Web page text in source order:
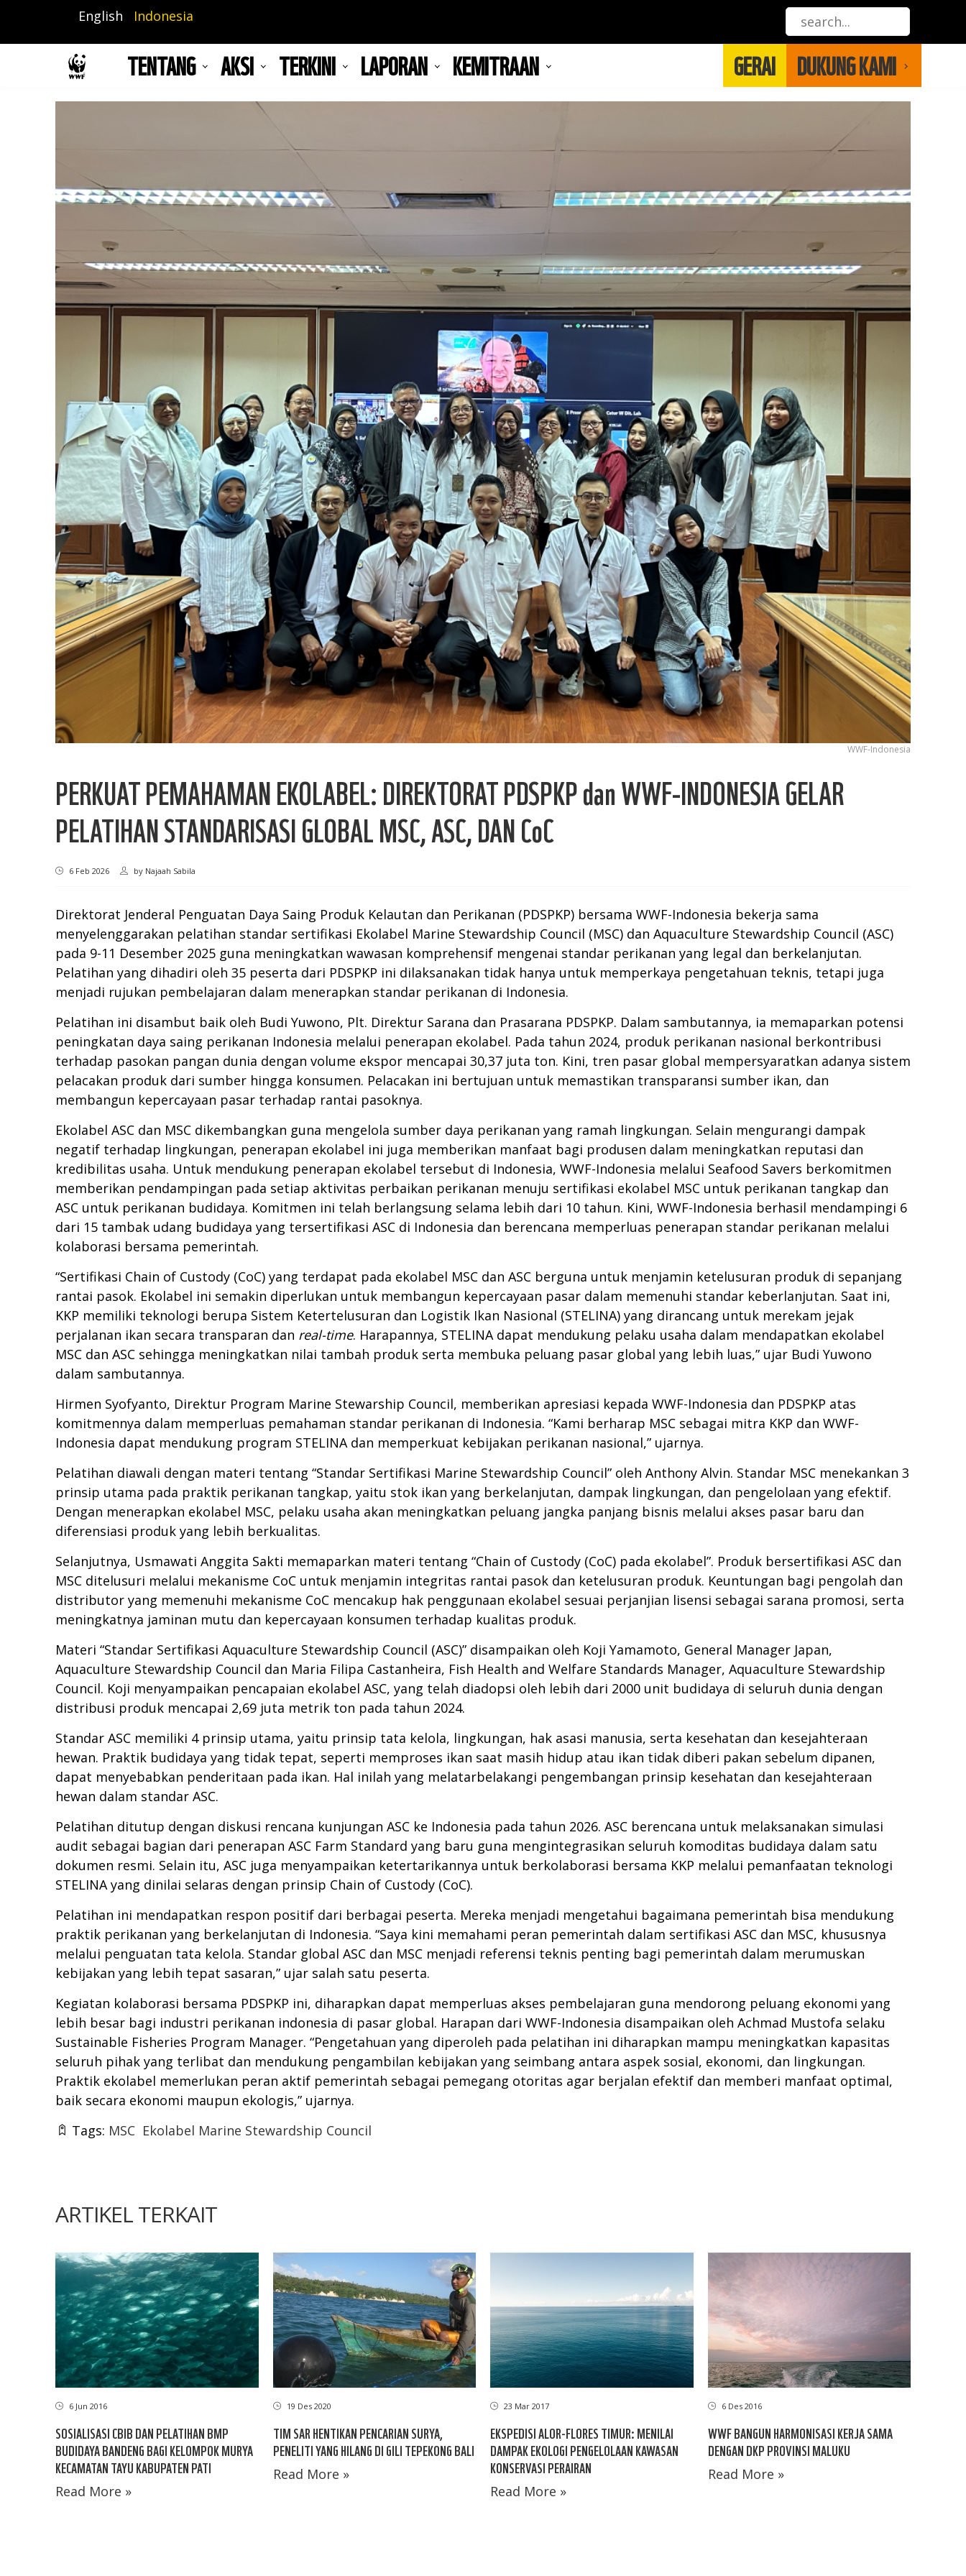
isi
English Indonesia
TENTANG AKSI TERKINI LAPORAN KEMITRAAN GERAI DUKUNG KAMI
WWF-Indonesia
PERKUAT PEMAHAMAN EKOLABEL: DIREKTORAT PDSPKP dan WWF-INDONESIA GELAR
PELATIHAN STANDARISASI GLOBAL MSC, ASC, DAN CoC
6 Feb 2026 by Najaah Sabila
Direktorat Jenderal Penguatan Daya Saing Produk Kelautan dan Perikanan (PDSPKP) bersama WWF-Indonesia bekerja sama
menyelenggarakan pelatihan standar sertifikasi Ekolabel Marine Stewardship Council (MSC) dan Aquaculture Stewardship Council (ASC)
pada 9-11 Desember 2025 guna meningkatkan wawasan komprehensif mengenai standar perikanan yang legal dan berkelanjutan.
Pelatihan yang dihadiri oleh 35 peserta dari PDSPKP ini dilaksanakan tidak hanya untuk memperkaya pengetahuan teknis, tetapi juga
menjadi rujukan pembelajaran dalam menerapkan standar perikanan di Indonesia.
Pelatihan ini disambut baik oleh Budi Yuwono, Plt. Direktur Sarana dan Prasarana PDSPKP. Dalam sambutannya, ia memaparkan potensi
peningkatan daya saing perikanan Indonesia melalui penerapan ekolabel. Pada tahun 2024, produk perikanan nasional berkontribusi
terhadap pasokan pangan dunia dengan volume ekspor mencapai 30,37 juta ton. Kini, tren pasar global mempersyaratkan adanya sistem
pelacakan produk dari sumber hingga konsumen. Pelacakan ini bertujuan untuk memastikan transparansi sumber ikan, dan
membangun kepercayaan pasar terhadap rantai pasoknya.
Ekolabel ASC dan MSC dikembangkan guna mengelola sumber daya perikanan yang ramah lingkungan. Selain mengurangi dampak
negatif terhadap lingkungan, penerapan ekolabel ini juga memberikan manfaat bagi produsen dalam meningkatkan reputasi dan
kredibilitas usaha. Untuk mendukung penerapan ekolabel tersebut di Indonesia, WWF-Indonesia melalui Seafood Savers berkomitmen
memberikan pendampingan pada setiap aktivitas perbaikan perikanan menuju sertifikasi ekolabel MSC untuk perikanan tangkap dan
ASC untuk perikanan budidaya. Komitmen ini telah berlangsung selama lebih dari 10 tahun. Kini, WWF-Indonesia berhasil mendampingi 6
dari 15 tambak udang budidaya yang tersertifikasi ASC di Indonesia dan berencana memperluas penerapan standar perikanan melalui
kolaborasi bersama pemerintah.
“Sertifikasi Chain of Custody (CoC) yang terdapat pada ekolabel MSC dan ASC berguna untuk menjamin ketelusuran produk di sepanjang
rantai pasok. Ekolabel ini semakin diperlukan untuk membangun kepercayaan pasar dalam memenuhi standar keberlanjutan. Saat ini,
KKP memiliki teknologi berupa Sistem Ketertelusuran dan Logistik Ikan Nasional (STELINA) yang dirancang untuk merekam jejak
perjalanan ikan secara transparan dan real-time. Harapannya, STELINA dapat mendukung pelaku usaha dalam mendapatkan ekolabel
MSC dan ASC sehingga meningkatkan nilai tambah produk serta membuka peluang pasar global yang lebih luas,” ujar Budi Yuwono
dalam sambutannya.
Hirmen Syofyanto, Direktur Program Marine Stewarship Council, memberikan apresiasi kepada WWF-Indonesia dan PDSPKP atas
komitmennya dalam memperluas pemahaman standar perikanan di Indonesia. “Kami berharap MSC sebagai mitra KKP dan WWF-
Indonesia dapat mendukung program STELINA dan memperkuat kebijakan perikanan nasional,” ujarnya.
Pelatihan diawali dengan materi tentang “Standar Sertifikasi Marine Stewardship Council” oleh Anthony Alvin. Standar MSC menekankan 3
prinsip utama pada praktik perikanan tangkap, yaitu stok ikan yang berkelanjutan, dampak lingkungan, dan pengelolaan yang efektif.
Dengan menerapkan ekolabel MSC, pelaku usaha akan meningkatkan peluang jangka panjang bisnis melalui akses pasar baru dan
diferensiasi produk yang lebih berkualitas.
Selanjutnya, Usmawati Anggita Sakti memaparkan materi tentang “Chain of Custody (CoC) pada ekolabel”. Produk bersertifikasi ASC dan
MSC ditelusuri melalui mekanisme CoC untuk menjamin integritas rantai pasok dan ketelusuran produk. Keuntungan bagi pengolah dan
distributor yang memenuhi mekanisme CoC mencakup hak penggunaan ekolabel sesuai perjanjian lisensi sebagai sarana promosi, serta
meningkatnya jaminan mutu dan kepercayaan konsumen terhadap kualitas produk.
Materi “Standar Sertifikasi Aquaculture Stewardship Council (ASC)” disampaikan oleh Koji Yamamoto, General Manager Japan,
Aquaculture Stewardship Council dan Maria Filipa Castanheira, Fish Health and Welfare Standards Manager, Aquaculture Stewardship
Council. Koji menyampaikan pencapaian ekolabel ASC, yang telah diadopsi oleh lebih dari 2000 unit budidaya di seluruh dunia dengan
distribusi produk mencapai 2,69 juta metrik ton pada tahun 2024.
Standar ASC memiliki 4 prinsip utama, yaitu prinsip tata kelola, lingkungan, hak asasi manusia, serta kesehatan dan kesejahteraan
hewan. Praktik budidaya yang tidak tepat, seperti memproses ikan saat masih hidup atau ikan tidak diberi pakan sebelum dipanen,
dapat menyebabkan penderitaan pada ikan. Hal inilah yang melatarbelakangi pengembangan prinsip kesehatan dan kesejahteraan
hewan dalam standar ASC.
Pelatihan ditutup dengan diskusi rencana kunjungan ASC ke Indonesia pada tahun 2026. ASC berencana untuk melaksanakan simulasi
audit sebagai bagian dari penerapan ASC Farm Standard yang baru guna mengintegrasikan seluruh komoditas budidaya dalam satu
dokumen resmi. Selain itu, ASC juga menyampaikan ketertarikannya untuk berkolaborasi bersama KKP melalui pemanfaatan teknologi
STELINA yang dinilai selaras dengan prinsip Chain of Custody (CoC).
Pelatihan ini mendapatkan respon positif dari berbagai peserta. Mereka menjadi mengetahui bagaimana pemerintah bisa mendukung
praktik perikanan yang berkelanjutan di Indonesia. “Saya kini memahami peran pemerintah dalam sertifikasi ASC dan MSC, khususnya
melalui penguatan tata kelola. Standar global ASC dan MSC menjadi referensi teknis penting bagi pemerintah dalam merumuskan
kebijakan yang lebih tepat sasaran,” ujar salah satu peserta.
Kegiatan kolaborasi bersama PDSPKP ini, diharapkan dapat memperluas akses pembelajaran guna mendorong peluang ekonomi yang
lebih besar bagi industri perikanan indonesia di pasar global. Harapan dari WWF-Indonesia disampaikan oleh Achmad Mustofa selaku
Sustainable Fisheries Program Manager. “Pengetahuan yang diperoleh pada pelatihan ini diharapkan mampu meningkatkan kapasitas
seluruh pihak yang terlibat dan mendukung pengambilan kebijakan yang seimbang antara aspek sosial, ekonomi, dan lingkungan.
Praktik ekolabel memerlukan peran aktif pemerintah sebagai pemegang otoritas agar berjalan efektif dan memberi manfaat optimal,
baik secara ekonomi maupun ekologis,” ujarnya.
Tags: MSC Ekolabel Marine Stewardship Council
ARTIKEL TERKAIT
6 Jun 2016
SOSIALISASI CBIB DAN PELATIHAN BMP
BUDIDAYA BANDENG BAGI KELOMPOK MURYA
KECAMATAN TAYU KABUPATEN PATI
Read More »
19 Des 2020
TIM SAR HENTIKAN PENCARIAN SURYA,
PENELITI YANG HILANG DI GILI TEPEKONG BALI
Read More »
23 Mar 2017
EKSPEDISI ALOR-FLORES TIMUR: MENILAI
DAMPAK EKOLOGI PENGELOLAAN KAWASAN
KONSERVASI PERAIRAN
Read More »
6 Des 2016
WWF BANGUN HARMONISASI KERJA SAMA
DENGAN DKP PROVINSI MALUKU
Read More »